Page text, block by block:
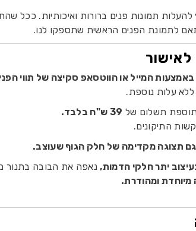
תמונות פנים ברורות ואיכותיות. ככל
לתמונת הפנים הראשית שתספקו לנו.
לאישור
ללא עלות נוספת.
תשלום של 39 ש"ח בלבד.
התיקונים.
יתר חלקי הדמות,נאפה את הבובה בתנור
ומהודרת.